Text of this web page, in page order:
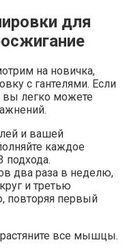
для
на новичка,
с гантелями. Если
вы легко можете
и вашей
каждое
подхода.
два раза в неделю,
и третью
повторяя первый
все мышцы.